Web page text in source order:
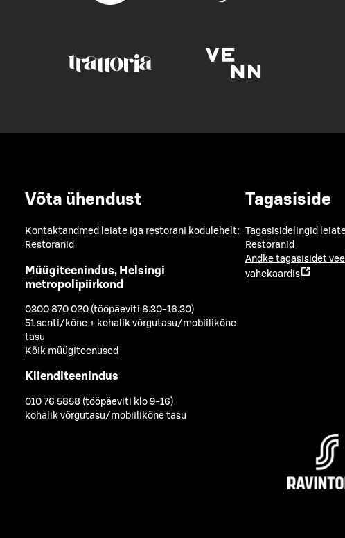
Võta ühendust
Kontaktandmed leiate iga restorani kodulehelt:
Restoranid
Müügiteenindus, Helsingi
metropolipiirkond
0300 870 020 (tööpäeviti 8.30-16.30)
51 senti/kõne + kohalik võrgutasu/mobiilikõne
tasu
Kõik müügiteenused
Klienditeenindus
010 76 5858 (tööpäeviti klo 9-16)
kohalik võrgutasu/mobiilikõne tasu
Tagasiside
Tagasisidelingid
Restoranid
Andke tagasisidet
vahekaardis